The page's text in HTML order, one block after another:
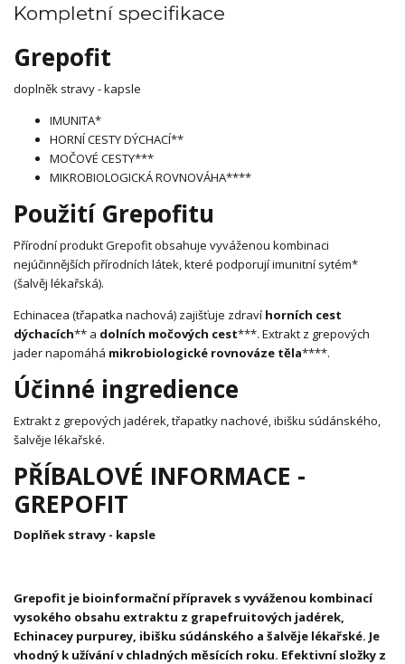
Kompletní specifikace
Grepofit
doplněk stravy - kapsle
IMUNITA*
HORNÍ CESTY DÝCHACÍ**
MOČOVÉ CESTY***
MIKROBIOLOGICKÁ ROVNOVÁHA****
Použití Grepofitu
Přírodní produkt Grepofit obsahuje vyváženou kombinaci
nejúčinnějších přírodních látek, které podporují imunitní sytém*
(šalvěj lékařská).
Echinacea (třapatka nachová) zajišťuje zdraví horních cest
dýchacích** a dolních močových cest***. Extrakt z grepových
jader napomáhá mikrobiologické rovnováze těla****.
Účinné ingredience
Extrakt z grepových jadérek, třapatky nachové, ibišku súdánského,
šalvěje lékařské.
PŘÍBALOVÉ INFORMACE -
GREPOFIT
Doplňek stravy - kapsle
Grepofit je bioinformační přípravek s vyváženou kombinací
vysokého obsahu extraktu z grapefruitových jadérek,
Echinacey purpurey, ibišku súdánského a šalvěje lékařské. Je
vhodný k užívání v chladných měsících roku. Efektivní složky z